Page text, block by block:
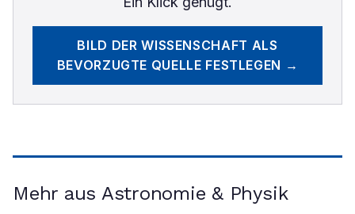
BILD DER WISSENSCHAFT ALS
BEVORZUGTE QUELLE FESTLEGEN →
Mehr aus Astronomie & Physik